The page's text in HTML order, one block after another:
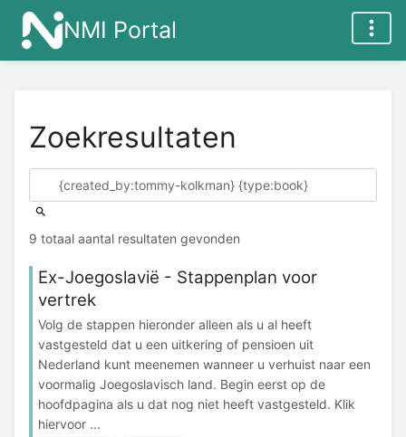
NMI Portal
Zoekresultaten
9 totaal aantal resultaten gevonden
Ex-Joegoslavië - Stappenplan voor
vertrek
Volg de stappen hieronder alleen als u al heeft
vastgesteld dat u een uitkering of pensioen uit
Nederland kunt meenemen wanneer u verhuist naar een
voormalig Joegoslavisch land. Begin eerst op de
hoofdpagina als u dat nog niet heeft vastgesteld. Klik
hiervoor ...